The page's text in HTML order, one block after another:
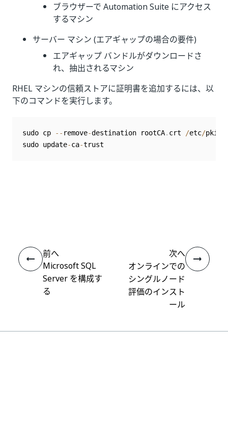
ブラウザーで Automation Suite にアクセス
するマシン
サーバー マシン (エアギャップの場合の要件)
エアギャップ バンドルがダウンロードさ
れ、抽出されるマシン
RHEL マシンの信頼ストアに証明書を追加するには、以
下のコマンドを実行します。
sudo cp -- remove-destination rootCA. crt /etc/pki
sudo update-ca-trust
前へ
Microsoft SQL
Server を構成す
る
次へ
オンラインでの
シングルノード
評価のインスト
ール